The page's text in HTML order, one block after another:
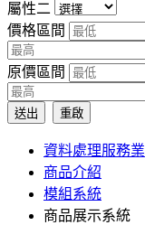
屬性二
價格區間
原價區間
送出 重啟
資料處理服務業
商品介紹
模組系統
商品展示系統